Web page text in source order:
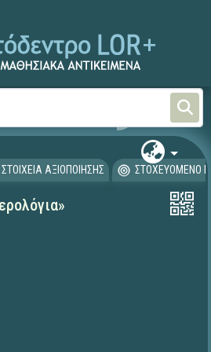
Γλώσσα και Λογοτεχνία
ΣΤΟΙΧΕΙΑ ΑΞΙΟΠΟΙΗΣΗΣ ΣΤΟΧΕΥΟΜΕΝΟ